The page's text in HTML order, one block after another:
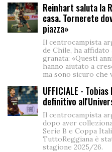
Reinhart saluta la
casa. Tornerete
piazza»
Il centrocampista
de Chile, ha
granata: «Questi
hanno aiutato a
ma sono sicuro
UFFICIALE -
definitivo
Il centrocampista
dopo aver
Serie B e Coppa
TuttoReggiana è
stagione 2025/26.